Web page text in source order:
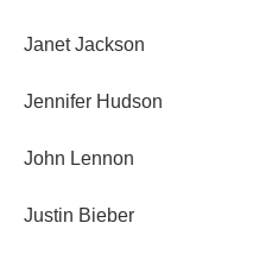
Janet Jackson
Jennifer Hudson
John Lennon
Justin Bieber